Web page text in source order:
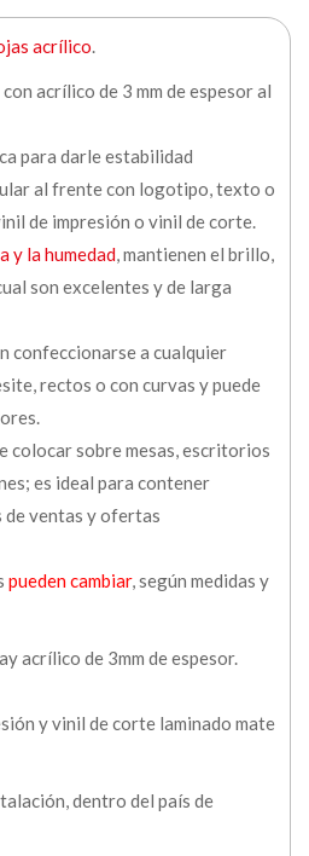
acrílico.
acrílico de 3 mm de espesor al
para darle estabilidad
al frente con logotipo, texto o
de impresión o vinil de corte.
y la humedad, mantienen el brillo,
son excelentes y de larga
confeccionarse a cualquier
rectos o con curvas y puede
colocar sobre mesas, escritorios
es ideal para contener
ventas y ofertas
pueden cambiar, según medidas y
acrílico de 3mm de espesor.
y vinil de corte laminado mate
dentro del país de